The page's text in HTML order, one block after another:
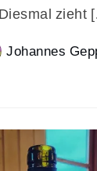
zieht
Johannes